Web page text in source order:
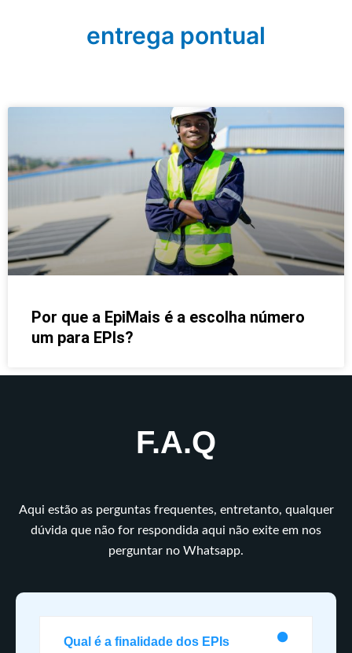
entrega pontual
Por que a EpiMais é a escolha número
um para EPIs?
F.A.Q
Aqui estão as perguntas frequentes, entretanto, qualquer
dúvida que não for respondida aqui não exite em nos
perguntar no Whatsapp.
Qual é a finalidade dos EPIs